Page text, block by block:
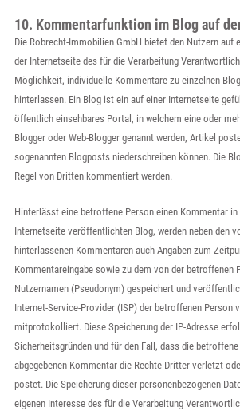
10. Kommentarfunktion im Blog auf
Die Robrecht-Immobilien GmbH bietet den Nutzern auf
der Internetseite des für die Verarbeitung
Möglichkeit, individuelle Kommentare zu einzelnen
hinterlassen. Ein Blog ist ein auf einer Internetseite
öffentlich einsehbares Portal, in welchem eine oder
Blogger oder Web-Blogger genannt werden, Artikel
sogenannten Blogposts niederschreiben können. Die
Regel von Dritten kommentiert werden.
Hinterlässt eine betroffene Person einen Kommentar
Internetseite veröffentlichten Blog, werden neben den
hinterlassenen Kommentaren auch Angaben zum
Kommentareingabe sowie zu dem von der betroffenen
Nutzernamen (Pseudonym) gespeichert und
Internet-Service-Provider (ISP) der betroffenen Person
mitprotokolliert. Diese Speicherung der IP-Adresse
Sicherheitsgründen und für den Fall, dass die
abgegebenen Kommentar die Rechte Dritter verletzt
postet. Die Speicherung dieser personenbezogenen
eigenen Interesse des für die Verarbeitung